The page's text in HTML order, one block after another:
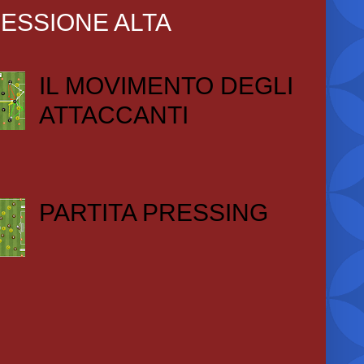
ALTA
IL MOVIMENTO DEGLI
ATTACCANTI
PARTITA PRESSING